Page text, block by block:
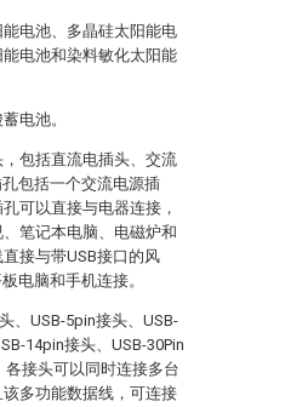
电池、多晶硅太阳能电
电池和染料敏化太阳能
电池。
包括直流电插头、交流
包括一个交流电源插
可以直接与电器连接，
笔记本电脑、电磁炉和
接与带USB接口的风
电脑和手机连接。
、USB-5pin接头、USB-
14pin接头、USB-30Pin
接头可以同时连接多台
多功能数据线，可连接